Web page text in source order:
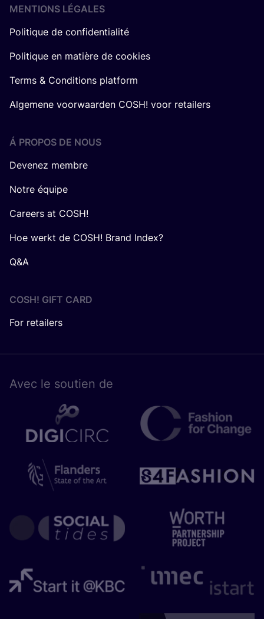
MENTIONS LÉGALES
Politique de confidentialité
Politique en matière de cookies
Terms & Conditions platform
Algemene voorwaarden COSH! voor retailers
Á PROPOS DE NOUS
Devenez membre
Notre équipe
Careers at COSH!
Hoe werkt de COSH! Brand Index?
Q&A
COSH! GIFT CARD
For retailers
Avec le sou­tien de